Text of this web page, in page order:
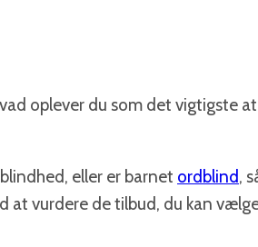
oplever du som det vigtigste
eller er barnet ordblind,
at vurdere de tilbud, du kan